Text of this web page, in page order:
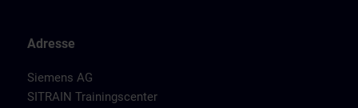
Adresse
Siemens AG
SITRAIN Trainingscenter